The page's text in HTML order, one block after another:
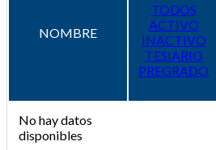
NOMBRE
TODOS
ACTIVO
INACTIVO
TESIARIO
PREGRADO
No hay datos
disponibles